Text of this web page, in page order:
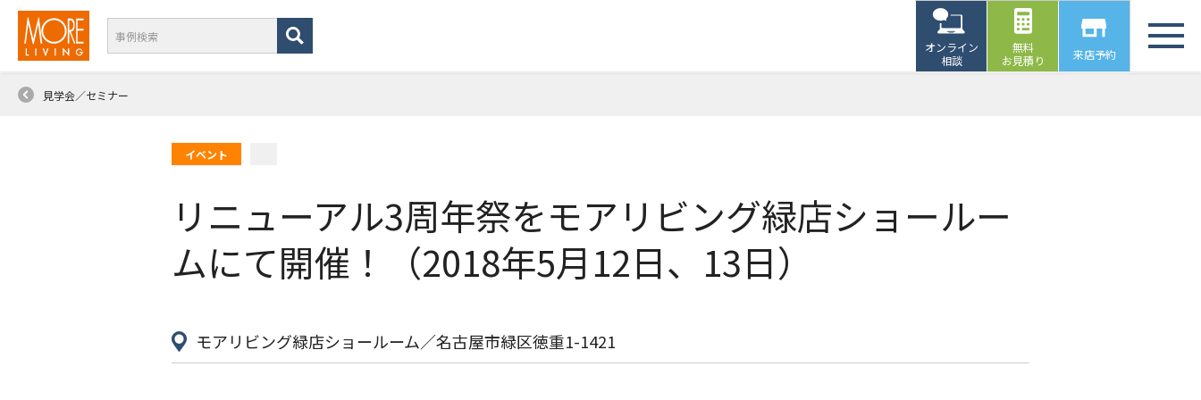
オンライン
相談
無料
お見積り
来店予約
見学会／セミナー
イベント
リニューアル3周年祭をモアリビング緑店ショールー
ムにて開催！（2018年5月12日、13日）
モアリビング緑店ショールーム／名古屋市緑区徳重1-1421